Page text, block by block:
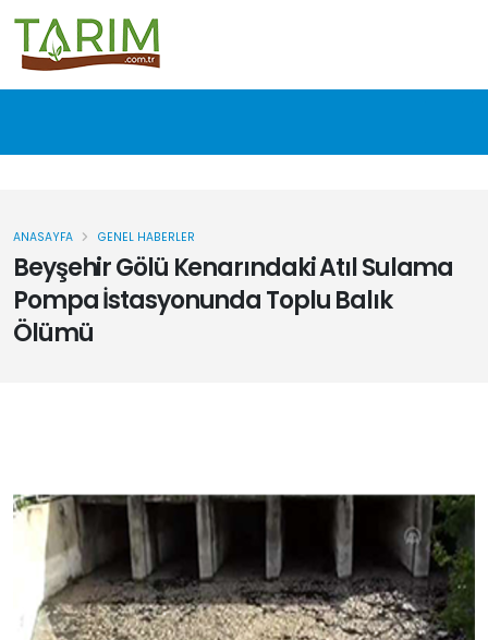
Beyşehir Gölü Kenarındaki Atıl Sulama
Pompa İstasyonunda Toplu Balık
Ölümü
ANASAYFA GENEL HABERLER